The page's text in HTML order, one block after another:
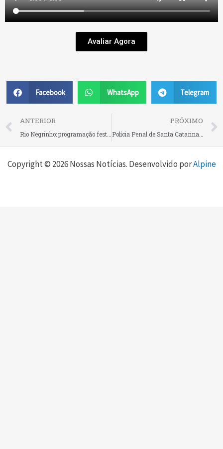
Avaliar Agora
Facebook WhatsApp Telegram
Prev
ANTERIOR
Rio Negrinho: programação festiva e religiosa da Trezena de Santo Antônio continua até este sábado
PRÓXIMO
Polícia Penal de Santa Catarina cria modelo próprio para gestão de vagas com central de regulação
Copyright © 2026 Nossas Notícias. Desenvolvido porAlpine